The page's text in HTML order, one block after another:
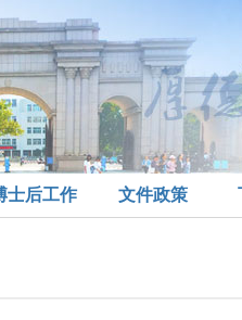
士后工作 文件政策